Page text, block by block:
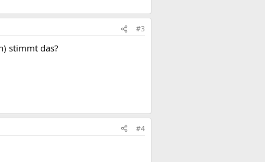
#3
stimmt das?
#4